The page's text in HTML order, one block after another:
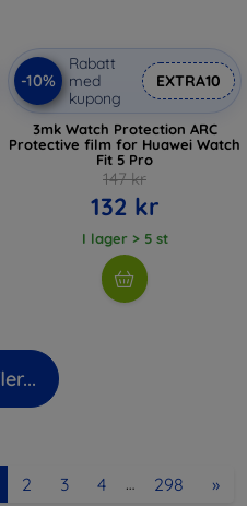
-10%
Rabatt
med
kupong
EXTRA10
3mk Watch Protection ARC
Protective film for Huawei Watch
Fit 5 Pro
147 kr
132 kr
I lager > 5 st
2 3 4 … 298 »